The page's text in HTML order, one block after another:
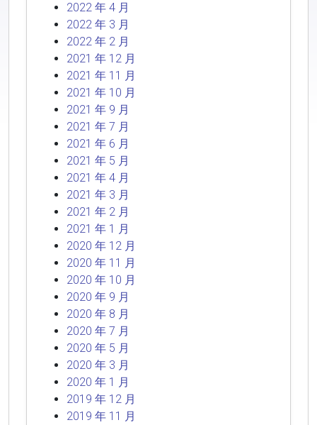
2022 年 4 月
2022 年 3 月
2022 年 2 月
2021 年 12 月
2021 年 11 月
2021 年 10 月
2021 年 9 月
2021 年 7 月
2021 年 6 月
2021 年 5 月
2021 年 4 月
2021 年 3 月
2021 年 2 月
2021 年 1 月
2020 年 12 月
2020 年 11 月
2020 年 10 月
2020 年 9 月
2020 年 8 月
2020 年 7 月
2020 年 5 月
2020 年 3 月
2020 年 1 月
2019 年 12 月
2019 年 11 月